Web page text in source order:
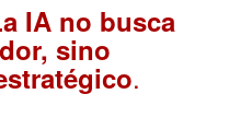
IA no busca
sino
.